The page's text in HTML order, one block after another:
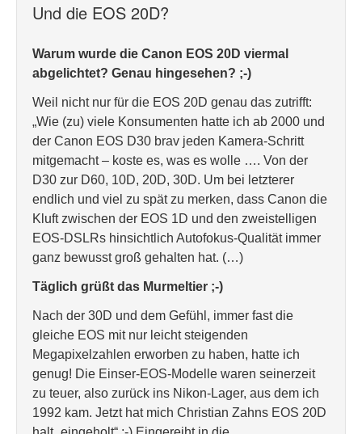
Und die EOS 20D?
Warum wurde die Canon EOS 20D viermal
abgelichtet? Genau hingesehen? ;-)
Weil nicht nur für die EOS 20D genau das zutrifft:
„Wie (zu) viele Konsumenten hatte ich ab 2000 und
der Canon EOS D30 brav jeden Kamera-Schritt
mitgemacht – koste es, was es wolle …. Von der
D30 zur D60, 10D, 20D, 30D. Um bei letzterer
endlich und viel zu spät zu merken, dass Canon die
Kluft zwischen der EOS 1D und den zweistelligen
EOS-DSLRs hinsichtlich Autofokus-Qualität immer
ganz bewusst groß gehalten hat. (…)
Täglich grüßt das Murmeltier ;-)
Nach der 30D und dem Gefühl, immer fast die
gleiche EOS mit nur leicht steigenden
Megapixelzahlen erworben zu haben, hatte ich
genug! Die Einser-EOS-Modelle waren seinerzeit
zu teuer, also zurück ins Nikon-Lager, aus dem ich
1992 kam. Jetzt hat mich Christian Zahns EOS 20D